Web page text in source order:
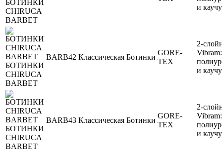
БОТИНКИ
CHIRUCA
BARBET
и
БОТИНКИ
CHIRUCA
BARBET
BARB42 Классическая Ботинки
GORE-
TEX
2-
Vibram:
и
БОТИНКИ
CHIRUCA
BARBET
BARB43 Классическая Ботинки
GORE-
TEX
2-
Vibram:
и